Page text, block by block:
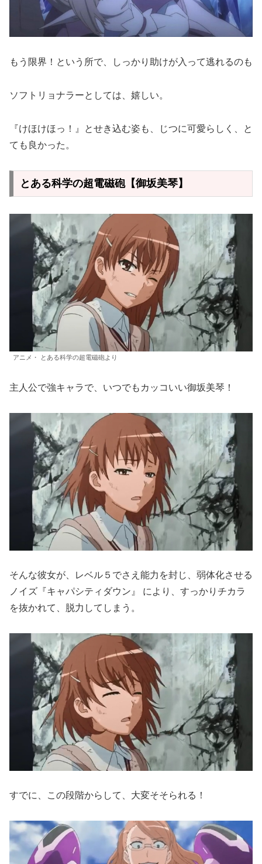
もう限界！という所で、しっかり助けが入って逃れるのも
ソフトリョナラーとしては、嬉しい。
『けほけほっ！』とせき込む姿も、じつに可愛らしく、と
ても良かった。
とある科学の超電磁砲【御坂美琴】
アニメ・ とある科学の超電磁砲より
主人公で強キャラで、いつでもカッコいい御坂美琴！
そんな彼女が、レベル５でさえ能力を封じ、弱体化させる
ノイズ『キャパシティダウン』 により、すっかりチカラ
を抜かれて、脱力してしまう。
すでに、この段階からして、大変そそられる！